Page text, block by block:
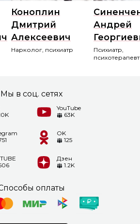
Коноплин
Дмитрий
Алексеевич
Нарколог, психиатр
Андрей
Психиатр,
психотерапевт
Мы в соц. сетях
YouTube
63K
OK
125
Дзен
1.2K
оплаты